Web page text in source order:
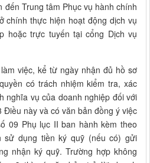
đến Trung tâm Phục vụ hành chính
chính thực hiện hoạt động dịch vụ
hoặc trực tuyến tại cổng Dịch vụ
việc, kể từ ngày nhận đủ hồ sơ
có trách nhiệm kiểm tra, xác
nghĩa vụ của doanh nghiệp đối với
Điều này và có văn bản đồng ý việc
09 Phụ lục II ban hành kèm theo
sử dụng tiền ký quỹ (nếu có) gửi
nhận ký quỹ. Trường hợp không